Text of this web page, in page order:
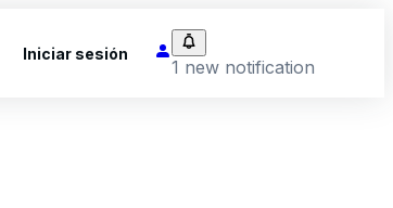
Iniciar sesión
1 new notification